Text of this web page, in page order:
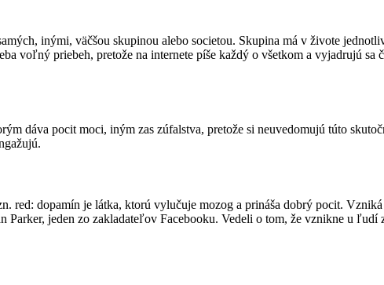
inými, väčšou skupinou alebo societou. Skupina má v živote
voľný priebeh, pretože na internete píše každý o všetkom a vyjadrujú sa
dáva pocit moci, iným zas zúfalstva, pretože si neuvedomujú túto
red: dopamín je látka, ktorú vylučuje mozog a prináša dobrý pocit.
Parker, jeden zo zakladateľov Facebooku. Vedeli o tom, že vznikne u